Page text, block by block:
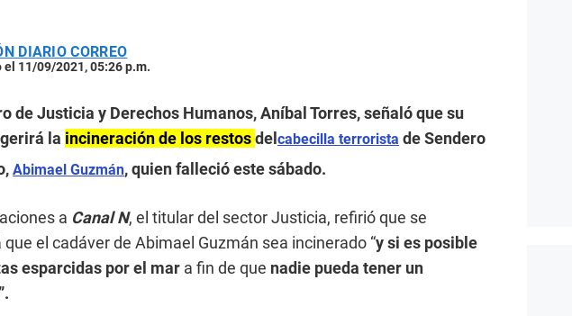
DIARIO CORREO
11/09/2021, 05:26 p.m.
de Justicia y Derechos Humanos, Aníbal Torres, señaló que su
la incineración de los restosdelcabecilla terrorista de Sendero
Abimael Guzmán, quien falleció este sábado.
a Canal N, el titular del sector Justicia, refirió que se
el cadáver de Abimael Guzmán sea incinerado “y si es posible
esparcidas por el mar a fin de que nadie pueda tener un